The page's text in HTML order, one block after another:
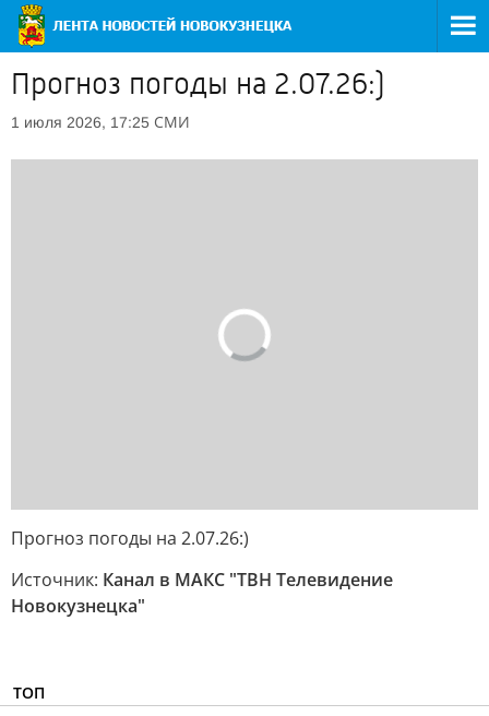
Прогноз погоды на 2.07.26:)
1 июля 2026, 17:25 СМИ
Прогноз погоды на 2.07.26:)
Источник: Канал в МАКС "ТВН Телевидение
Новокузнецка"
ТОП